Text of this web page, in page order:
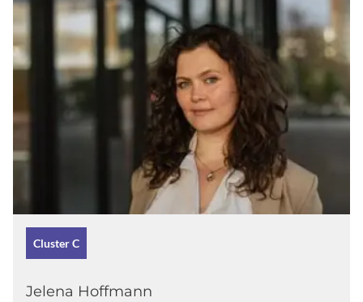
Cluster C
Jelena Hoffmann